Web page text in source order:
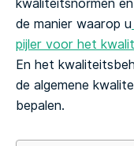
de manier waarop u
pijler voor het
En het
de algemene
bepalen.